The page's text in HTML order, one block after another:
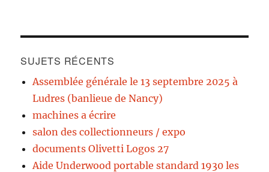
SUJETS RÉCENTS
Assemblée générale le 13 septembre 2025 à
Ludres (banlieue de Nancy)
machines a écrire
salon des collectionneurs / expo
documents Olivetti Logos 27
Aide Underwood portable standard 1930 les